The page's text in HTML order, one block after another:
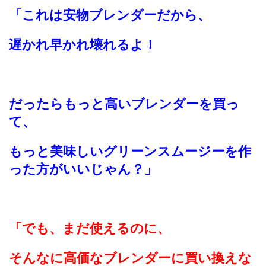
「これは安物ブレンダーだから、
遅かれ早かれ壊れるよ！
だったらもっと高いブレンダーを買っ
て、
もっと美味しいグリーンスムージーを作
った方がいいじゃん？」
「でも、まだ使えるのに、
そんなに高価なブレンダーに買い換えな